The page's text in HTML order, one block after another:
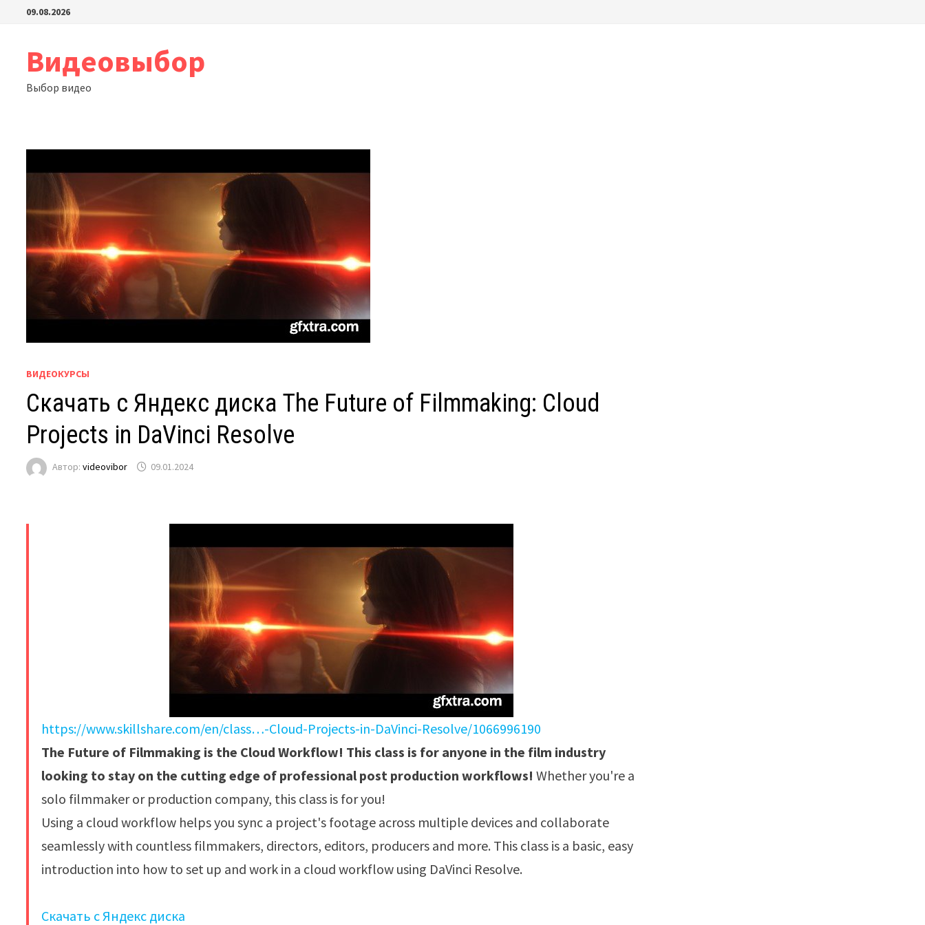
Перейти09.08.2026
Видеовыбор
Выбор видео
ВИДЕОКУРСЫ
Скачать с Яндекс диска The Future of Filmmaking: Cloud
Projects in DaVinci Resolve
Автор:videovibor 09.01.2024
https://www.skillshare.com/en/class…-Cloud-Projects-in-DaVinci-Resolve/1066996190
The Future of Filmmaking is the Cloud Workflow! This class is for anyone in the film industry
looking to stay on the cutting edge of professional post production workflows! Whether you're a
solo filmmaker or production company, this class is for you!
Using a cloud workflow helps you sync a project's footage across multiple devices and collaborate
seamlessly with countless filmmakers, directors, editors, producers and more. This class is a basic, easy
introduction into how to set up and work in a cloud workflow using DaVinci Resolve.
Скачать с Яндекс диска